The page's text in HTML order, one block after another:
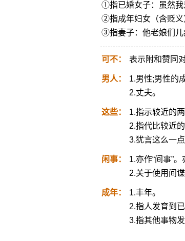
①指已婚女子：虽然我
②指成年妇女（含贬义
③指妻子：他老娘们儿
可不： 表示附和赞同
男人：
1.男性;男性的
2.丈夫。
这些：
1.指示较近的
2.指代比较近的
3.犹言这么一点
闲事：
1.亦作“间事”。
2.关于使用间谍
成年：
1.丰年。
2.指人发育到
3.指其他事物